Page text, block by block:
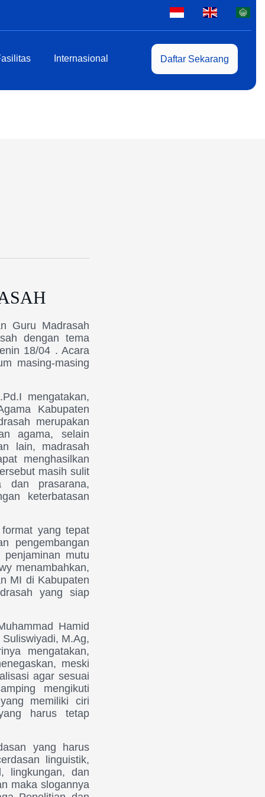
Internasional Daftar Sekarang
Guru Madrasah
dengan tema
18/04 . Acara
masing-masing
mengatakan,
Kabupaten
merupakan
agama, selain
lain, madrasah
menghasilkan
masih sulit
dan prasarana,
keterbatasan
yang tepat
pengembangan
penjaminan mutu
menambahkan,
MI di Kabupaten
yang siap
Hamid
M.Ag,
mengatakan,
meski
agar sesuai
mengikuti
memiliki ciri
harus tetap
yang harus
linguistik,
lingkungan, dan
maka slogannya